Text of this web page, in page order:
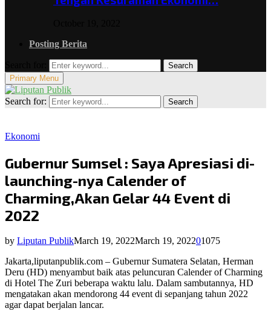
Posting Berita
Search
Primary Menu
Search for: Search
Ekonomi
Gubernur Sumsel : Saya Apresiasi di-
launching-nya Calender of
Charming,Akan Gelar 44 Event di
2022
by Liputan PublikMarch 19, 2022March 19, 202201075
Jakarta,liputanpublik.com – Gubernur Sumatera Selatan, Herman
Deru (HD) menyambut baik atas peluncuran Calender of Charming
di Hotel The Zuri beberapa waktu lalu. Dalam sambutannya, HD
mengatakan akan mendorong 44 event di sepanjang tahun 2022
agar dapat berjalan lancar.